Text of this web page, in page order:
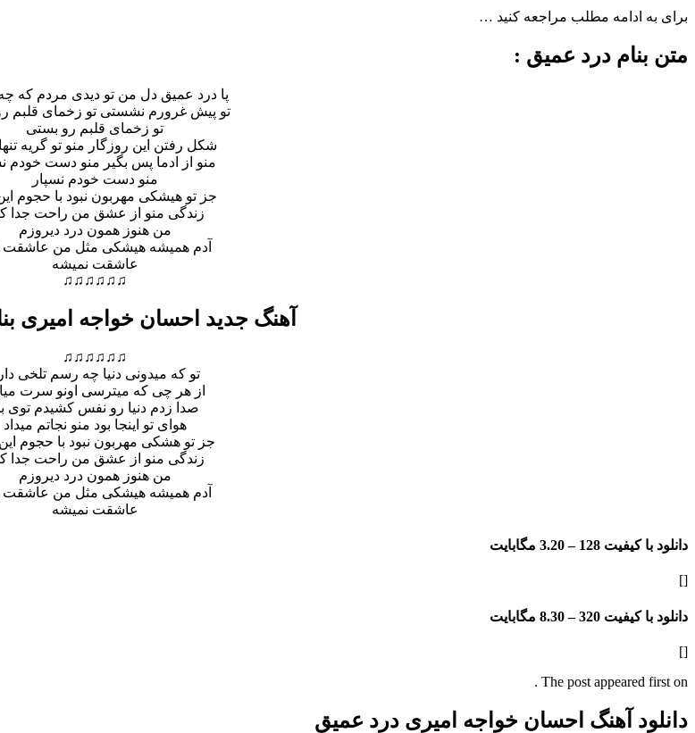
برای به ادامه مطلب مراجعه کنید …
متن بنام درد عمیق :
پا درد عمیق دل من تو دیدی مردم که
تو پیش غرورم نشستی تو زخمای قلبم
تو زخمای قلبم رو بستی
شکل رفتن این روزگار منو تو گریه تنها
منو از ادما پس بگیر منو دست خودم
منو دست خودم نسپار
جز تو هیشکی مهربون نبود با حجوم
زندگی منو از عشق من راحت جدا
من هنوز همون درد دیروزم
آدم همیشه هیشکی مثل من عاشقت
عاشقت نمیشه
♫♫♫♫♫♫
آهنگ جدید احسان خواجه امیری
♫♫♫♫♫♫
تو که میدونی دنیا چه رسم تلخی
از هر چی که میترسی اونو سرت
صدا زدم دنیا رو نفس کشیدم توی
هوای تو اینجا بود منو نجاتم میداد
جز تو هشکی مهربون نبود با حجوم
زندگی منو از عشق من راحت جدا
من هنوز همون درد دیروزم
آدم همیشه هیشکی مثل من عاشقت
عاشقت نمیشه
دانلود با کیفیت 128 – 3.20 مگابایت
[]
دانلود با کیفیت 320 – 8.30 مگابایت
[]
The post appeared first on .
دانلود آهنگ احسان خواجه امیری درد عمیق